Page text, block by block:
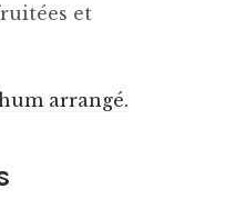
et
arrangé.